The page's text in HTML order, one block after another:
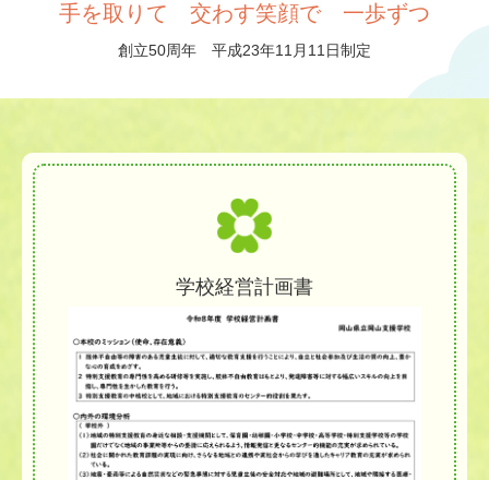
手を取りて 交わす笑顔で 一歩ずつ
創立50周年 平成23年11月11日制定
学校経営計画書